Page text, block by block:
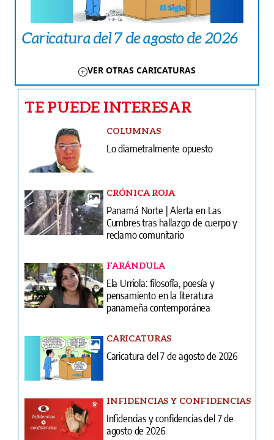
Caricatura del 7 de agosto de 2026
VER OTRAS CARICATURAS
TE PUEDE INTERESAR
COLUMNAS
Lo diametralmente opuesto
CRÓNICA ROJA
Panamá Norte | Alerta en Las
Cumbres tras hallazgo de cuerpo y
reclamo comunitario
FARÁNDULA
Ela Urriola: filosofía, poesía y
pensamiento en la literatura
panameña contemporánea
CARICATURAS
Caricatura del 7 de agosto de 2026
INFIDENCIAS Y CONFIDENCIAS
Infidencias y confidencias del 7 de
agosto de 2026